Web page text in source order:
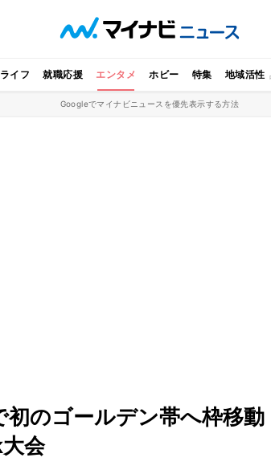
イフ 就職応援 エンタメ ホビー 特集 地域活性
Googleでマイナビニュースを優先表示する方法
初のゴールデン帯へ枠移
会